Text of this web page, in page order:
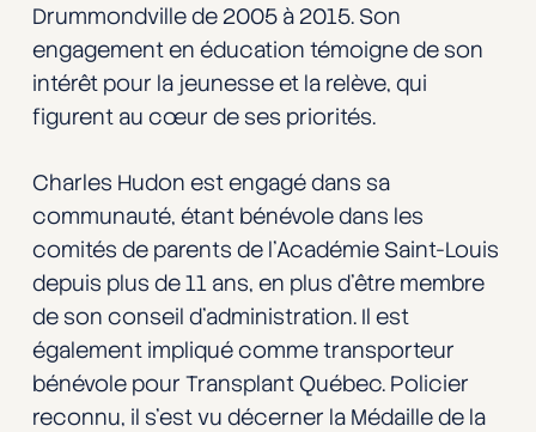
Drummondville de 2005 à 2015. Son
engagement en éducation témoigne de son
intérêt pour la jeunesse et la relève, qui
figurent au cœur de ses priorités.
Charles Hudon est engagé dans sa
communauté, étant bénévole dans les
comités de parents de l’Académie Saint-Louis
depuis plus de 11 ans, en plus d’être membre
de son conseil d’administration. Il est
également impliqué comme transporteur
bénévole pour Transplant Québec. Policier
reconnu, il s’est vu décerner la Médaille de la